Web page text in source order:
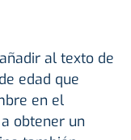
al texto de
edad que
en el
obtener un